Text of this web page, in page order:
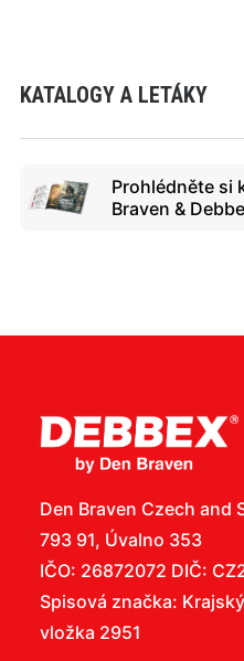
KATALOGY A LETÁKY
Prohlédněte si
Braven &
Den Braven Czech and
793 91, Úvalno 353
IČO: 26872072 DIČ:
Spisová značka:
vložka 2951